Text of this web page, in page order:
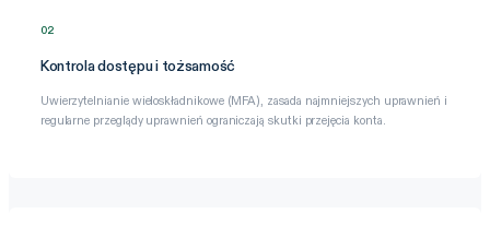
02
Kontrola dostępu i tożsamość
Uwierzytelnianie wieloskładnikowe (MFA), zasada najmniejszych uprawnień i
regularne przeglądy uprawnień ograniczają skutki przejęcia konta.